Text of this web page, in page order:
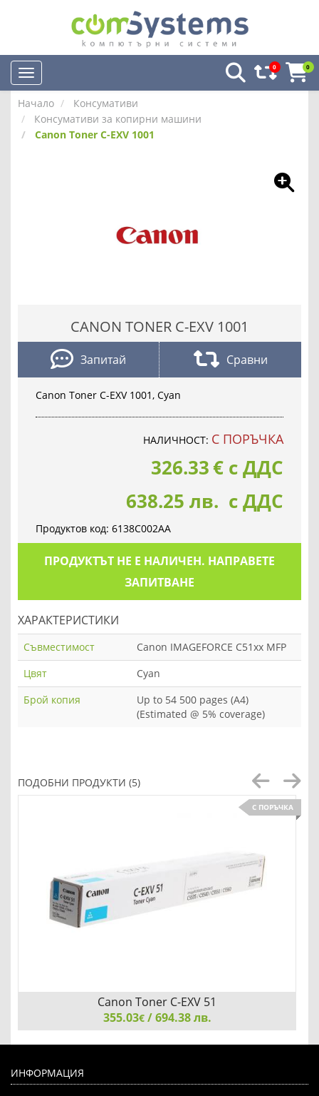
0 0
Начало
Консумативи
Консумативи за копирни машини
Canon Toner C-EXV 1001
CANON TONER C-EXV 1001
Запитай Сравни
Canon Toner C-EXV 1001, Cyan
НАЛИЧНОСТ: С ПОРЪЧКА
326.33€ с ДДС
638.25 лв. с ДДС
Продуктов код: 6138C002AA
ПРОДУКТЪТ НЕ Е НАЛИЧЕН. НАПРАВЕТЕ
ЗАПИТВАНЕ
ХАРАКТЕРИСТИКИ
Съвместимост
Canon IMAGEFORCE C51xx MFP
Цвят
Cyan
Брой копия
Up to 54 500 pages (A4)
(Estimated @ 5% coverage)
ПОДОБНИ ПРОДУКТИ (5)
С ПОРЪЧКА
Canon Toner C-EXV 51
355.03€/ 694.38 лв.
ИНФОРМАЦИЯ